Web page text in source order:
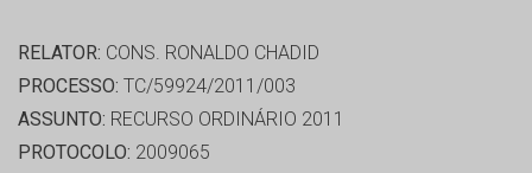
RELATOR: CONS. RONALDO CHADID
PROCESSO: TC/59924/2011/003
ASSUNTO: RECURSO ORDINÁRIO 2011
PROTOCOLO: 2009065